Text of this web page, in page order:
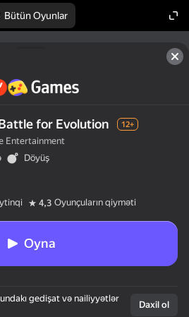
Bütün Oyunlar
for Evolution 12+
Entertainment
Döyüş
4,3 Oyunçuların qiyməti
Oyna
gedişat və nailiyyətlər
Daxil ol